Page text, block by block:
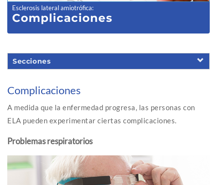
Esclerosis lateral amiotrófica:
Complicaciones
Secciones
Complicaciones
A medida que la enfermedad progresa, las personas con
ELA pueden experimentar ciertas complicaciones.
Problemas respiratorios